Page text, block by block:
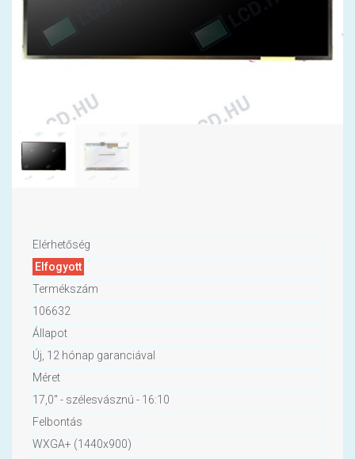
Elérhetőség
Elfogyott
Termékszám
106632
Állapot
Új, 12 hónap garanciával
Méret
17,0" - szélesvásznú - 16:10
Felbontás
WXGA+ (1440x900)